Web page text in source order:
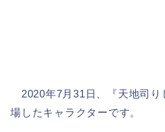
2020年7月31日、『天地司り
場したキャラクターです。